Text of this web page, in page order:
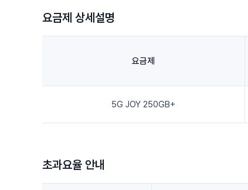
요금제 상세설명
요금제
5G JOY 250GB+
초과요율 안내